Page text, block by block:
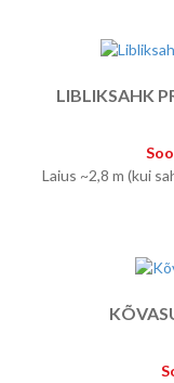
LIBLIKSAHK
Laius ~2,8 m (kui